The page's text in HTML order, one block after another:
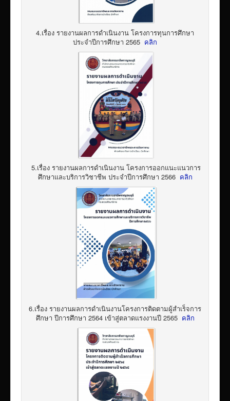
4.เรื่อง รายงานผลการดำเนินงาน โครงการทุนการศึกษา
ประจำปีการศึกษา 2565 คลิก
5.เรื่อง รายงานผลการดำเนินงาน โครงการออกแนะแนวการ
ศึกษาและบริการวิชาชีพ ประจำปีการศึกษา 2566 คลิก
6.เรื่อง รายงานผลการดำเนินงานโครงการติดตามผู้สำเร็จการ
ศึกษา ปีการศึกษา 2564 เข้าสู่ตลาดแรงงานปี 2565 คลิก